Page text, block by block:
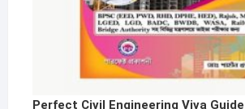
Perfect Civil Engineering Viva Guide